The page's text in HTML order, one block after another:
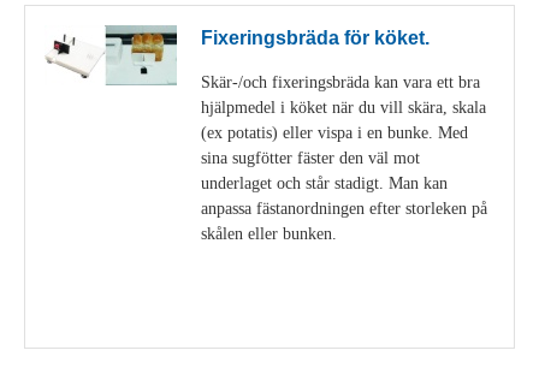
Fixeringsbräda för köket.
Skär-/och fixeringsbräda kan vara ett bra
hjälpmedel i köket när du vill skära, skala
(ex potatis) eller vispa i en bunke. Med
sina sugfötter fäster den väl mot
underlaget och står stadigt. Man kan
anpassa fästanordningen efter storleken på
skålen eller bunken.